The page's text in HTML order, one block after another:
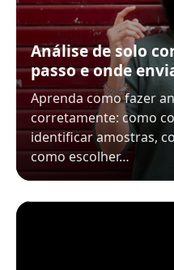
Análise de solo
passo e onde
Aprenda como fazer
corretamente: como
identificar amostras,
como escolher…